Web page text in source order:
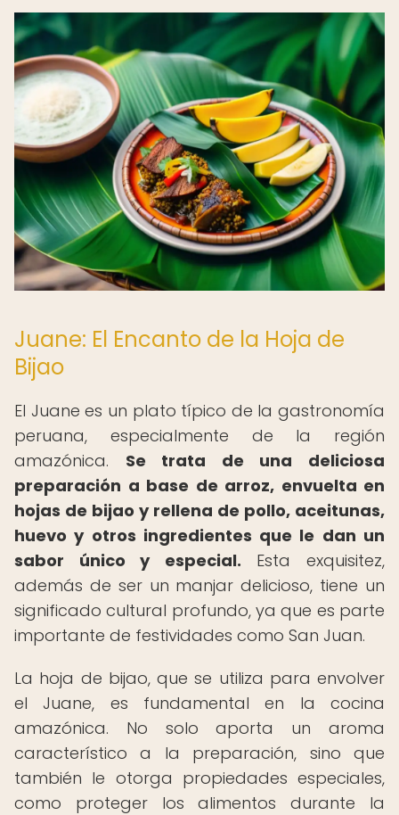
Juane: El Encanto de la Hoja de
Bijao
El Juane es un plato típico de la gastronomía
peruana, especialmente de la región
amazónica. Se trata de una deliciosa
preparación a base de arroz, envuelta en
hojas de bijao y rellena de pollo, aceitunas,
huevo y otros ingredientes que le dan un
sabor único y especial. Esta exquisitez,
además de ser un manjar delicioso, tiene un
significado cultural profundo, ya que es parte
importante de festividades como San Juan.
La hoja de bijao, que se utiliza para envolver
el Juane, es fundamental en la cocina
amazónica. No solo aporta un aroma
característico a la preparación, sino que
también le otorga propiedades especiales,
como proteger los alimentos durante la